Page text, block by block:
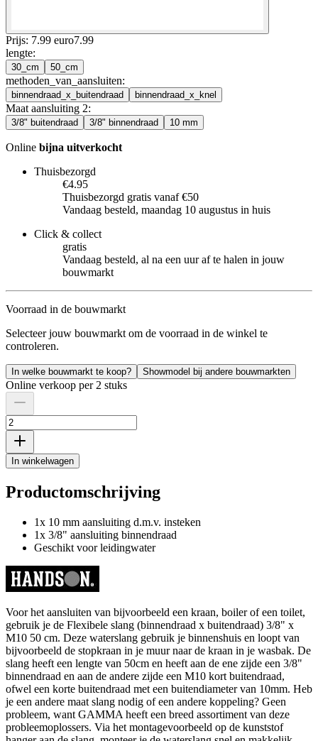
Prijs: 7.99 euro7.99
lengte:
30_cm 50_cm
methoden_van_aansluiten:
binnendraad_x_buitendraad binnendraad_x_knel
Maat aansluiting 2:
3/8" buitendraad 3/8" binnendraad 10 mm
Online bijna uitverkocht
Thuisbezorgd
€4.95
Thuisbezorgd gratis vanaf €50
Vandaag besteld, maandag 10 augustus in huis
Click & collect
gratis
Vandaag besteld, al na een uur af te halen in jouw
bouwmarkt
Voorraad in de bouwmarkt
Selecteer jouw bouwmarkt om de voorraad in de winkel te
controleren.
In welke bouwmarkt te koop? Showmodel bij andere bouwmarkten
Online verkoop per 2 stuks
In winkelwagen
Productomschrijving
1x 10 mm aansluiting d.m.v. insteken
1x 3/8" aansluiting binnendraad
Geschikt voor leidingwater
Voor het aansluiten van bijvoorbeeld een kraan, boiler of een toilet,
gebruik je de Flexibele slang (binnendraad x buitendraad) 3/8" x
M10 50 cm. Deze waterslang gebruik je binnenshuis en loopt van
bijvoorbeeld de stopkraan in je muur naar de kraan in je wasbak. De
slang heeft een lengte van 50cm en heeft aan de ene zijde een 3/8"
binnendraad en aan de andere zijde een M10 kort buitendraad,
ofwel een korte buitendraad met een buitendiameter van 10mm. Heb
je een andere maat slang nodig of een andere koppeling? Geen
probleem, want GAMMA heeft een breed assortiment van deze
probleemoplossers. Via het montagevoorbeeld op de kunststof